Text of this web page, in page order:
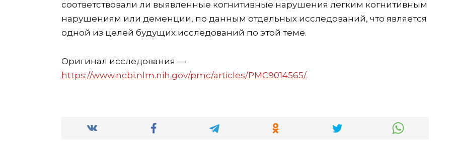
соответствовали ли выявленные когнитивные нарушения легким когнитивным
нарушениям или деменции, по данным отдельных исследований, что является
одной из целей будущих исследований по этой теме.
Оригинал исследования —
https://www.ncbi.nlm.nih.gov/pmc/articles/PMC9014565/